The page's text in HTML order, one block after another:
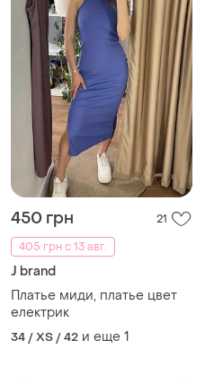
450 грн
21
405 грн с 13 авг.
J brand
Платье миди, платье цвет
електрик
34 / XS / 42 и еще 1